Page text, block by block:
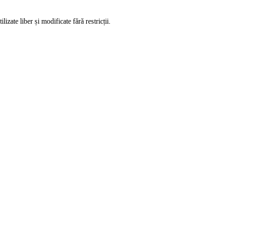
liber și modificate fără restricții.